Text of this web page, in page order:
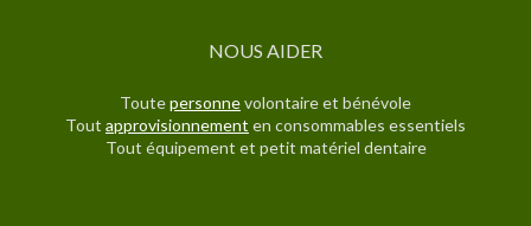
NOUS AIDER
Toutepersonnevolontaire et bénévole
Tout approvisionnement en consommables essentiels
Tout équipement et petit matériel dentaire